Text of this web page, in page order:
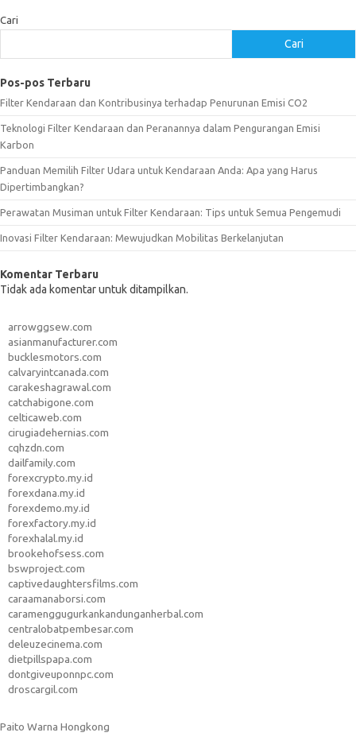
Cari
Cari
Pos-pos Terbaru
Filter Kendaraan dan Kontribusinya terhadap Penurunan Emisi CO2
Teknologi Filter Kendaraan dan Peranannya dalam Pengurangan Emisi
Karbon
Panduan Memilih Filter Udara untuk Kendaraan Anda: Apa yang Harus
Dipertimbangkan?
Perawatan Musiman untuk Filter Kendaraan: Tips untuk Semua Pengemudi
Inovasi Filter Kendaraan: Mewujudkan Mobilitas Berkelanjutan
Komentar Terbaru
Tidak ada komentar untuk ditampilkan.
arrowggsew.com
asianmanufacturer.com
bucklesmotors.com
calvaryintcanada.com
carakeshagrawal.com
catchabigone.com
celticaweb.com
cirugiadehernias.com
cqhzdn.com
dailfamily.com
forexcrypto.my.id
forexdana.my.id
forexdemo.my.id
forexfactory.my.id
forexhalal.my.id
brookehofsess.com
bswproject.com
captivedaughtersfilms.com
caraamanaborsi.com
caramenggugurkankandunganherbal.com
centralobatpembesar.com
deleuzecinema.com
dietpillspapa.com
dontgiveuponnpc.com
droscargil.com
Paito Warna Hongkong